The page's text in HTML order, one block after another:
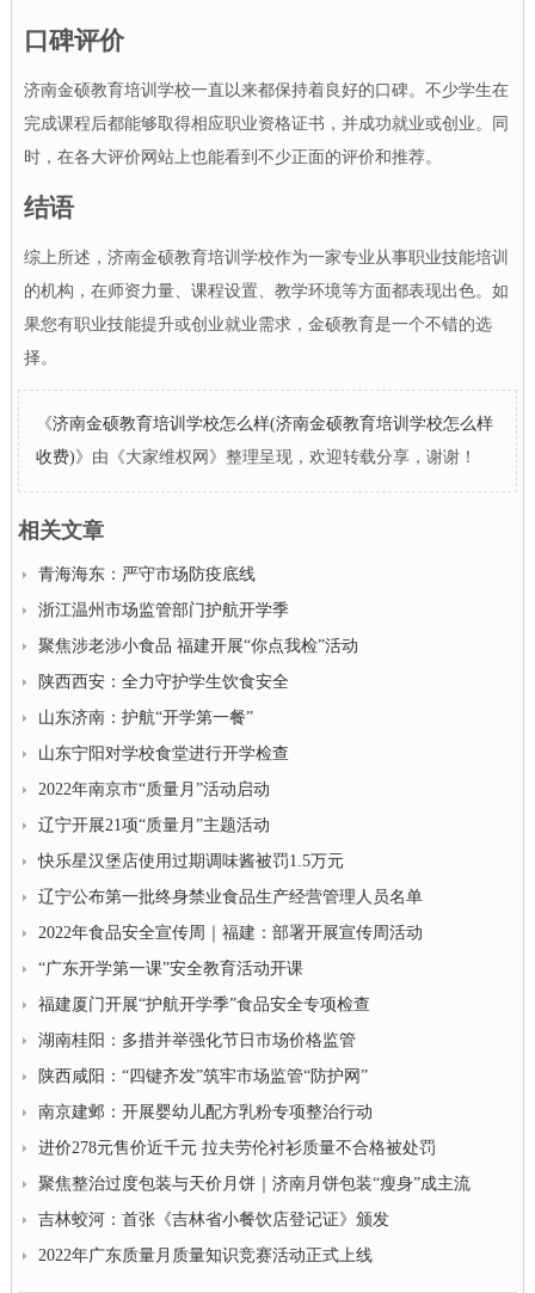
口碑评价
济南金硕教育培训学校一直以来都保持着良好的口碑。不少学生在
完成课程后都能够取得相应职业资格证书，并成功就业或创业。同
时，在各大评价网站上也能看到不少正面的评价和推荐。
结语
综上所述，济南金硕教育培训学校作为一家专业从事职业技能培训
的机构，在师资力量、课程设置、教学环境等方面都表现出色。如
果您有职业技能提升或创业就业需求，金硕教育是一个不错的选
择。
《济南金硕教育培训学校怎么样(济南金硕教育培训学校怎么样
收费)》由《大家维权网》整理呈现，欢迎转载分享，谢谢！
相关文章
青海海东：严守市场防疫底线
浙江温州市场监管部门护航开学季
聚焦涉老涉小食品 福建开展“你点我检”活动
陕西西安：全力守护学生饮食安全
山东济南：护航“开学第一餐”
山东宁阳对学校食堂进行开学检查
2022年南京市“质量月”活动启动
辽宁开展21项“质量月”主题活动
快乐星汉堡店使用过期调味酱被罚1.5万元
辽宁公布第一批终身禁业食品生产经营管理人员名单
2022年食品安全宣传周｜福建：部署开展宣传周活动
“广东开学第一课”安全教育活动开课
福建厦门开展“护航开学季”食品安全专项检查
湖南桂阳：多措并举强化节日市场价格监管
陕西咸阳：“四键齐发”筑牢市场监管“防护网”
南京建邺：开展婴幼儿配方乳粉专项整治行动
进价278元售价近千元 拉夫劳伦衬衫质量不合格被处罚
聚焦整治过度包装与天价月饼｜济南月饼包装“瘦身”成主流
吉林蛟河：首张《吉林省小餐饮店登记证》颁发
2022年广东质量月质量知识竞赛活动正式上线